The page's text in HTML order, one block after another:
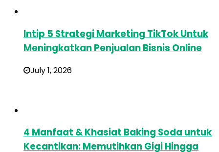
Intip 5 Strategi Marketing TikTok Untuk
Meningkatkan Penjualan Bisnis Online
July 1, 2026
4 Manfaat & Khasiat Baking Soda untuk
Kecantikan: Memutihkan Gigi Hingga